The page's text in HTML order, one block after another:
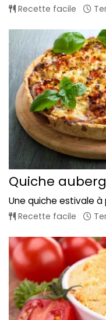
Recette facile
Quiche
Une quiche estivale
Recette facile